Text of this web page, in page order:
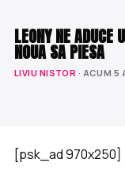
LEONY NE ADUCE
NOUA SA PIESA
LIVIU NISTOR · ACUM 5
[psk_ad 970x250]